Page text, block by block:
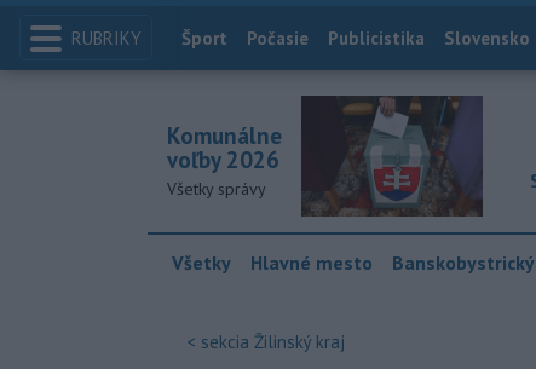
RUBRIKY Index
Šport Počasie Publicistika Slovensko
Komunálne
voľby 2026
Všetky správy
Všetky Hlavné mesto Banskobystrický
< sekcia Žilinský kraj